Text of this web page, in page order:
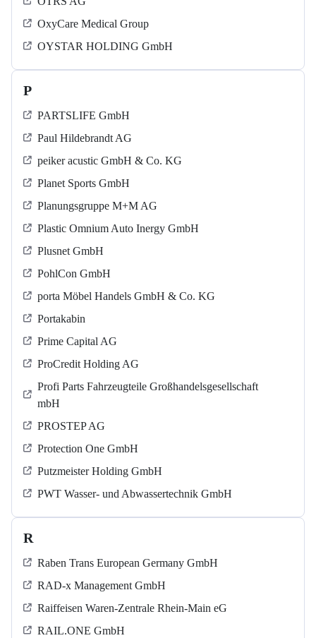
OxyCare Medical Group
OYSTAR HOLDING GmbH
P
PARTSLIFE GmbH
Paul Hildebrandt AG
peiker acustic GmbH & Co. KG
Planet Sports GmbH
Planungsgruppe M+M AG
Plastic Omnium Auto Inergy GmbH
Plusnet GmbH
PohlCon GmbH
porta Möbel Handels GmbH & Co. KG
Portakabin
Prime Capital AG
ProCredit Holding AG
Profi Parts Fahrzeugteile Großhandelsgesellschaft
mbH
PROSTEP AG
Protection One GmbH
Putzmeister Holding GmbH
PWT Wasser- und Abwassertechnik GmbH
R
Raben Trans European Germany GmbH
RAD-x Management GmbH
Raiffeisen Waren-Zentrale Rhein-Main eG
RAIL.ONE GmbH